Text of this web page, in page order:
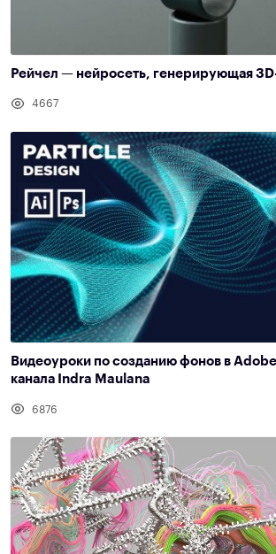
Рейчел — нейросеть, генерирующая
4667
Видеоуроки по созданию фонов в
канала Indra Maulana
6876